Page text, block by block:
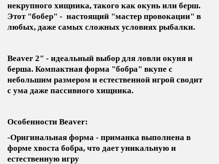
некрупного хищника, такого как окунь или берш.
Этот "бобер" - настоящий "мастер провокации" в
любых, даже самых сложных условиях рыбалки.
Beaver 2" - идеальный выбор для ловли окуня и
берша. Компактная форма "бобра" вкупе с
небольшим размером и естественной игрой сводит
с ума даже пассивного хищника.
Особенности Beaver:
-Оригинальная форма - приманка выполнена в
форме хвоста бобра, что дает уникальную и
естественную игру